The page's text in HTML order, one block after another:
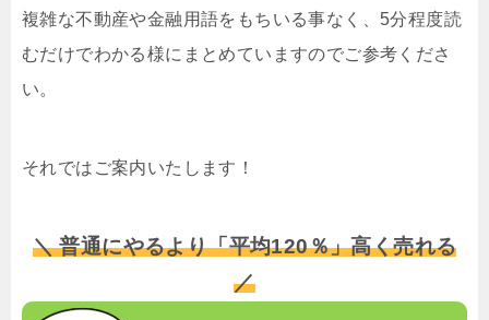
複雑な不動産や金融用語をもちいる事なく、5分程度読
むだけでわかる様にまとめていますのでご参考くださ
い。
それではご案内いたします！
＼ 普通にやるより「平均120％」高く売れる
／